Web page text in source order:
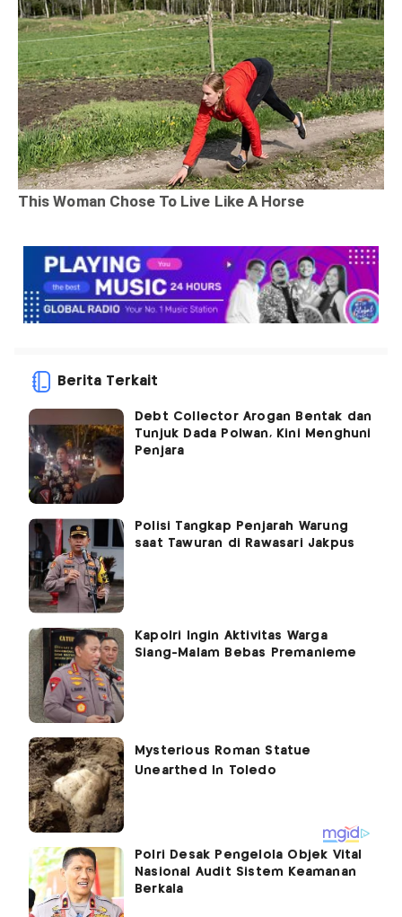
Berita Terkait
Debt Collector Arogan Bentak dan
Tunjuk Dada Polwan, Kini Menghuni
Penjara
Polisi Tangkap Penjarah Warung
saat Tawuran di Rawasari Jakpus
Kapolri Ingin Aktivitas Warga
Siang-Malam Bebas Premanieme
Polri Desak Pengelola Objek Vital
Nasional Audit Sistem Keamanan
Berkala